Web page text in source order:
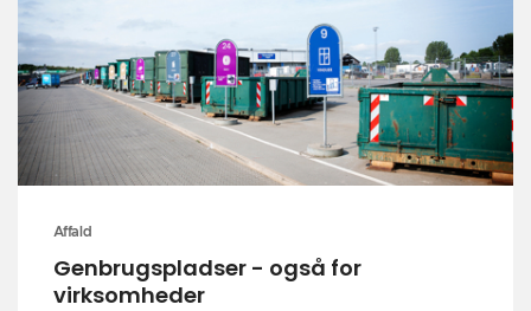
Affald
Genbrugspladser - også for
virksomheder